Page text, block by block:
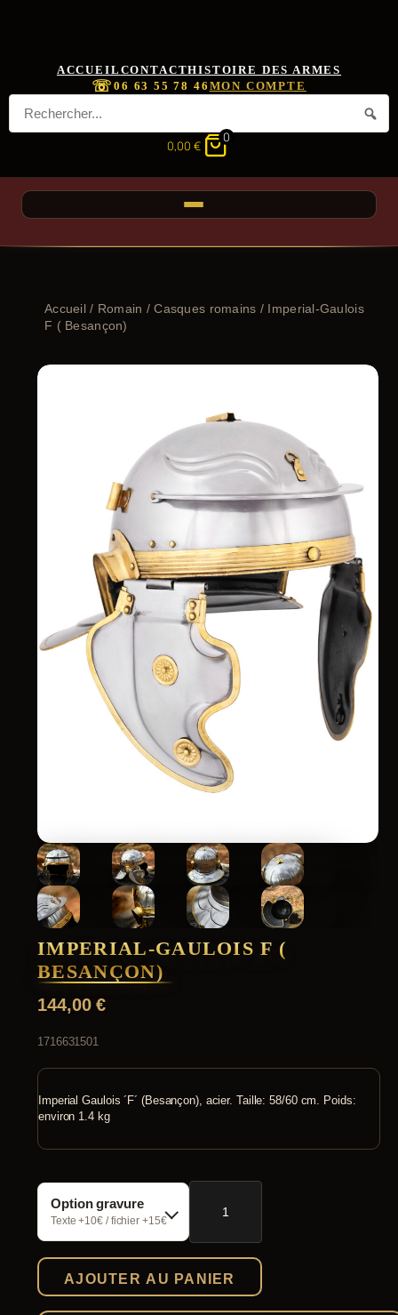
ACCUEIL CONTACTHISTOIRE DES ARMES
☏06 63 55 78 46 MON COMPTE
0,00 €
0
Accueil/ Romain /Casques romains / Imperial-Gaulois
F ( Besançon)
IMPERIAL-GAULOIS F (
BESANÇON)
144,00€
1716631501
Imperial Gaulois ´F´ (Besançon), acier. Taille: 58/60 cm. Poids:
environ 1.4 kg
Option gravure
Texte +10€ / fichier +15€
quantité
Imperial-
Gaulois
Besançon)
AJOUTER AU PANIER